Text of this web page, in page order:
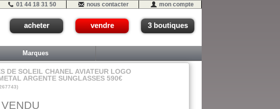
01 44 18 31 50 nous contacter mon compte
acheter vendre 3 boutiques
Marques
DE SOLEIL CHANEL AVIATEUR LOGO
ARGENTE SUNGLASSES 590€